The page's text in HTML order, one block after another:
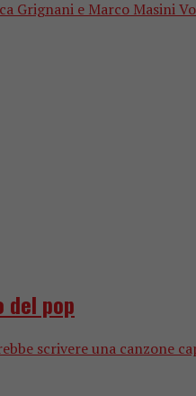
Grignani e Marco Masini
del pop
scrivere una canzone